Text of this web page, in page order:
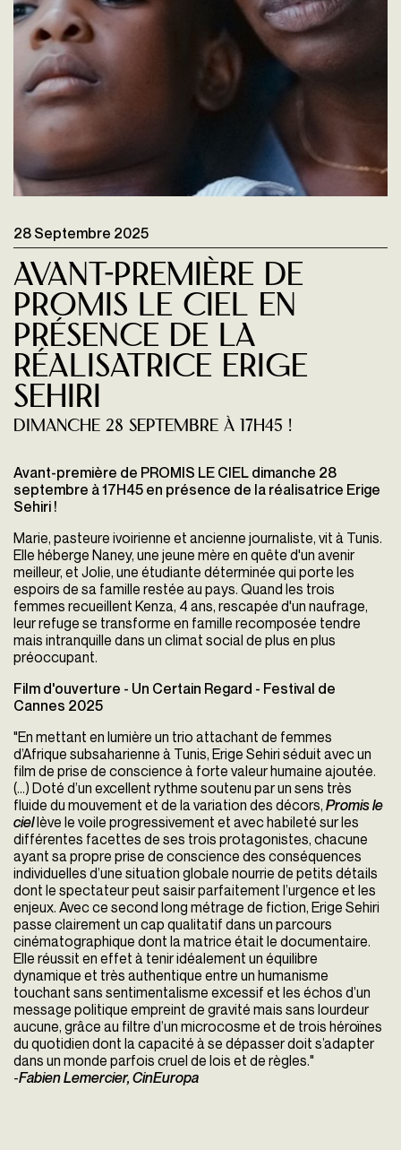
28 Septembre 2025
Avant-première de
PROMIS LE CIEL en
présence de la
réalisatrice Erige
Sehiri
dimanche 28 septembre à 17H45 !
Avant-première de PROMIS LE CIEL dimanche 28
septembre à 17H45 en présence de la réalisatrice Erige
Sehiri !
Marie, pasteure ivoirienne et ancienne journaliste, vit à Tunis.
Elle héberge Naney, une jeune mère en quête d'un avenir
meilleur, et Jolie, une étudiante déterminée qui porte les
espoirs de sa famille restée au pays. Quand les trois
femmes recueillent Kenza, 4 ans, rescapée d'un naufrage,
leur refuge se transforme en famille recomposée tendre
mais intranquille dans un climat social de plus en plus
préoccupant.
Film d'ouverture - Un Certain Regard - Festival de
Cannes 2025
"En mettant en lumière un trio attachant de femmes
d’Afrique subsaharienne à Tunis, Erige Sehiri séduit avec un
film de prise de conscience à forte valeur humaine ajoutée.
(...) Doté d’un excellent rythme soutenu par un sens très
fluide du mouvement et de la variation des décors, Promis le
ciellève le voile progressivement et avec habileté sur les
différentes facettes de ses trois protagonistes, chacune
ayant sa propre prise de conscience des conséquences
individuelles d’une situation globale nourrie de petits détails
dont le spectateur peut saisir parfaitement l’urgence et les
enjeux. Avec ce second long métrage de fiction, Erige Sehiri
passe clairement un cap qualitatif dans un parcours
cinématographique dont la matrice était le documentaire.
Elle réussit en effet à tenir idéalement un équilibre
dynamique et très authentique entre un humanisme
touchant sans sentimentalisme excessif et les échos d’un
message politique empreint de gravité mais sans lourdeur
aucune, grâce au filtre d’un microcosme et de trois héroïnes
du quotidien dont la capacité à se dépasser doit s’adapter
dans un monde parfois cruel de lois et de règles."
-Fabien Lemercier, CinEuropa